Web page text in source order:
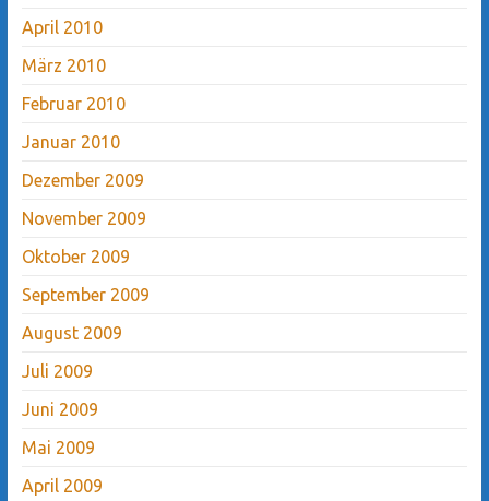
April 2010
März 2010
Februar 2010
Januar 2010
Dezember 2009
November 2009
Oktober 2009
September 2009
August 2009
Juli 2009
Juni 2009
Mai 2009
April 2009